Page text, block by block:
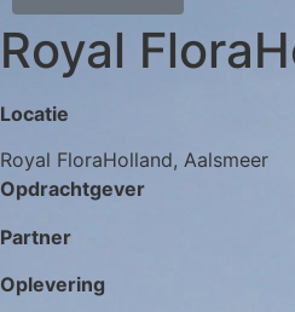
Royal
Locatie
Royal FloraHolland, Aalsmeer
Opdrachtgever
Partner
Oplevering